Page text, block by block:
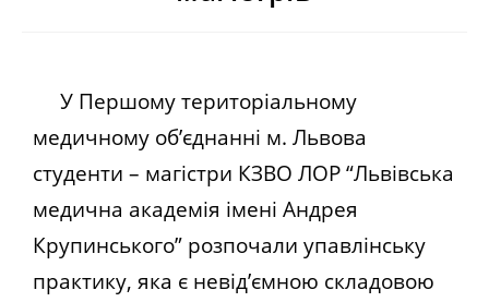
У Першому територіальному
медичному об’єднанні м. Львова
студенти – магістри КЗВО ЛОР “Львівська
медична академія імені Андрея
Крупинського” розпочали упавлінську
практику, яка є невід’ємною складовою